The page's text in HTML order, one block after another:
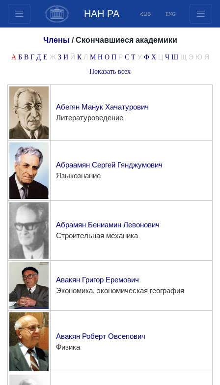
НАН РА ՀԱՅ ENG
Документы
Публикации
Фонды
Конференции
Конкурсы
Международное сотрудничество
Молодежные программы
Фотогалерея
Видеогалерея
Веб ресурсы
Другие академии
Газета "Гитутюн"
Журнал "В мире науки"
Публикации в прессе
Анонсы
Юбилеи
Университеты
Новости
Научные результаты
Ученые диаспоры
Трибуна молодого ученого
Члены /Скончавшиеся академики
А Б В Г Д Е Ж З И Й К Л М Н О П Р С Т У Ф Х Ц Ч Ш Щ Э Ю Я
Показать всех
Абегян Манук Хачатурович
Литературоведение
Абраамян Сергей Гянджумович
Языкознание
Абрамян Бениамин Левонович
Строительная механика
Авакян Григор Еремович
Экономика, экономическая география
Авакян Роберт Овсепович
Физика